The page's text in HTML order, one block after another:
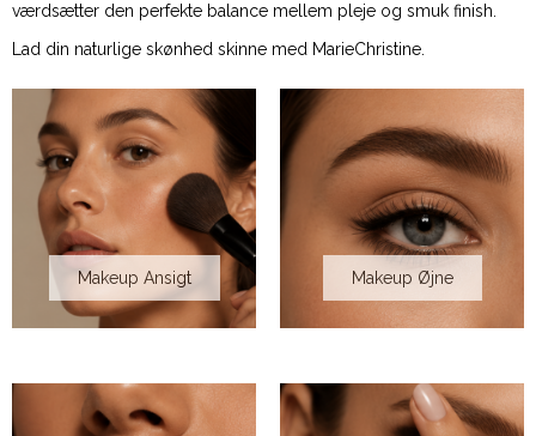
værdsætter den perfekte balance mellem pleje og smuk finish.
Lad din naturlige skønhed skinne med MarieChristine.
Makeup Ansigt Makeup Øjne